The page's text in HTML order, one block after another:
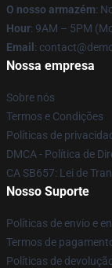
O nosso armazém:
Hour: 9AM – 5PM
Email :
Nossa empresa
Sobre nós
Termos e Condições
Políticas de
DMCA - Política de
CA SB657: Lei de
Nosso Suporte
Políticas de envio e
Termos de
Políticas de